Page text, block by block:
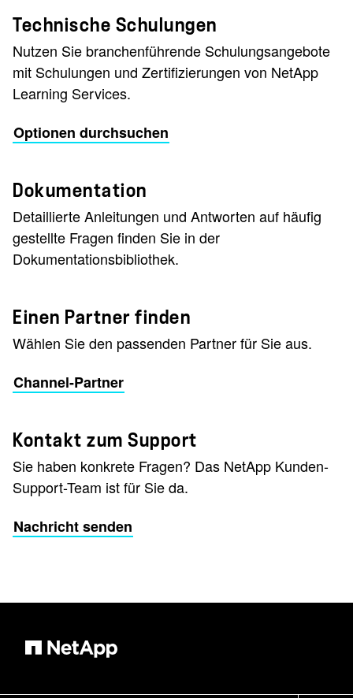
Technische Schulungen
Nutzen Sie branchenführende Schulungsangebote
mit Schulungen und Zertifizierungen von NetApp
Learning Services.
Optionen durchsuchen
Dokumentation
Detaillierte Anleitungen und Antworten auf häufig
gestellte Fragen finden Sie in der
Dokumentationsbibliothek.
Einen Partner finden
Wählen Sie den passenden Partner für Sie aus.
Channel-Partner
Kontakt zum Support
Sie haben konkrete Fragen? Das NetApp Kunden-
Support-Team ist für Sie da.
Nachricht senden